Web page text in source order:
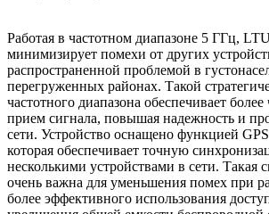
Работая в частотном диапазоне 5 ГГц,
минимизирует помехи от других
распространенной проблемой в
перегруженных районах. Такой
частотного диапазона обеспечивает
прием сигнала, повышая надежность и
сети. Устройство оснащено функцией
которая обеспечивает точную
несколькими устройствами в сети. Такая
очень важна для уменьшения помех при
более эффективного использования